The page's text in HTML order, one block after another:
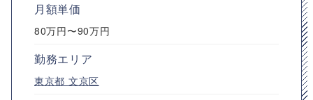
月額単価
80万円〜90万円
勤務エリア
東京都 文京区